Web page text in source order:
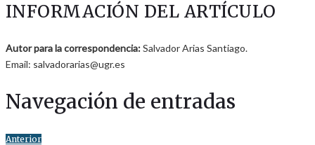
INFORMACIÓN DEL ARTÍCULO
Autor para la correspondencia:Salvador Arias Santiago.
Email: salvadorarias@ugr.es
Navegación de entradas
Anterior